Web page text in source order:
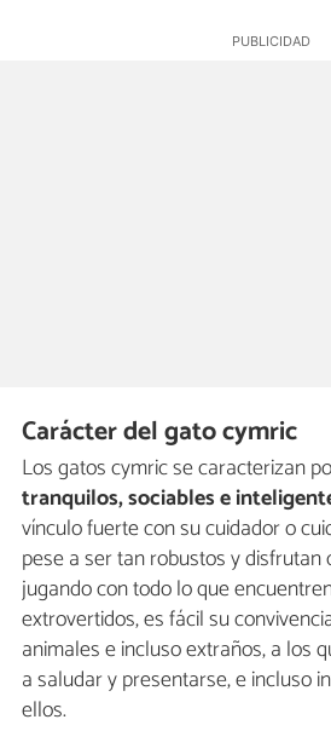
Carácter del gato cymric
Los gatos cymric se caracterizan
tranquilos, sociables e
vínculo fuerte con su cuidador o
pese a ser tan robustos y
jugando con todo lo que
extrovertidos, es fácil su
animales e incluso extraños, a los
a saludar y presentarse, e incluso
ellos.